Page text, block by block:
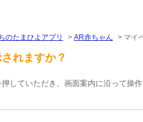
のたまひよアプリ > AR赤ちゃん > マイ
れますか？
していただき、画面案内に沿って操作